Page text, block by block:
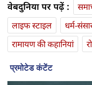
वेबदुनिया पर पढ़ें :
लाइफ स्‍टाइल
धर्म-
रामायण की कहानियां